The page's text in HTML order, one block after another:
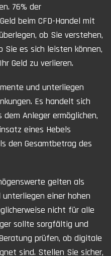
76% der
beim CFD-Handel mit
ob Sie verstehen,
Sie es sich leisten können,
Geld zu verlieren.
und unterliegen
Es handelt sich
Anleger ermöglichen,
eines Hebels
den Gesamtbetrag des
gelten als
einer hohen
nicht für alle
sollte sorgfältig und
prüfen, ob digitale
sind. Stellen Sie sicher,